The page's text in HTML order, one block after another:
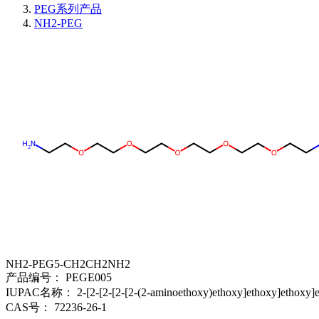
PEG系列产品
NH2-PEG
NH2-PEG5-CH2CH2NH2
产品编号：
PEGE005
IUPAC名称： 2-[2-[2-[2-[2-(2-
CAS号：
72236-26-1